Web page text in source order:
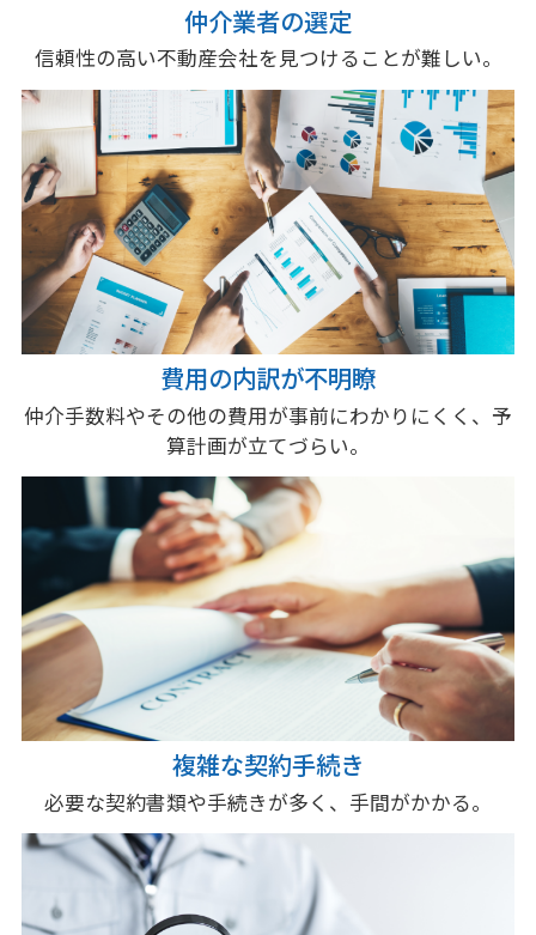
仲介業者の選定
信頼性の高い不動産会社を見つけることが難しい。
費用の内訳が不明瞭
仲介手数料やその他の費用が事前にわかりにくく、予
算計画が立てづらい。
複雑な契約手続き
必要な契約書類や手続きが多く、手間がかかる。